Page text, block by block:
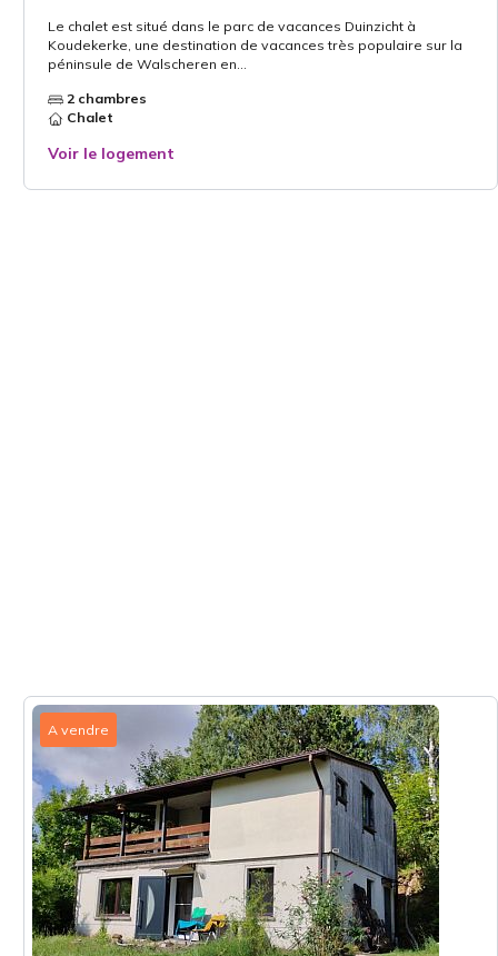
Le chalet est situé dans le parc de vacances Duinzicht à
Koudekerke, une destination de vacances très populaire sur la
péninsule de Walscheren en...
2 chambres
Chalet
Voir le logement
A vendre